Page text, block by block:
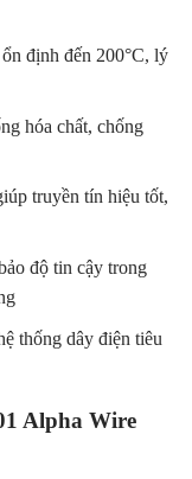
định đến 200°C, lý
hóa chất, chống
truyền tín hiệu tốt,
độ tin cậy trong
thống dây điện tiêu
Alpha Wire